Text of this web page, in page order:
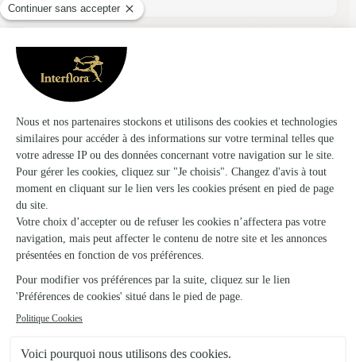
★ ★ ★ ★ ★
rapidité
rapidité, fiabilité, choix
01/05/2026
★ ★ ★ ★ ★
Parfait
Simple, rapide, efficace.
06/02/2026
★ ★ ★ ★